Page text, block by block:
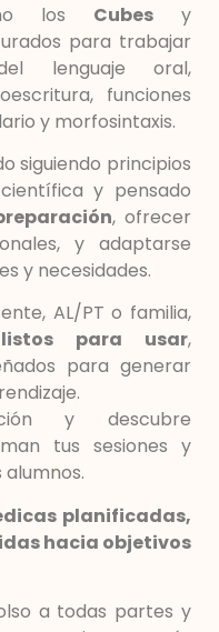
los Cubes y
para trabajar
lenguaje oral,
funciones
y morfosintaxis.
siguiendo principios
y pensado
, ofrecer
y adaptarse
y necesidades.
AL/PT o familia,
listos para usar,
para generar
y descubre
tus sesiones y
planificadas,
hacia objetivos
a todas partes y